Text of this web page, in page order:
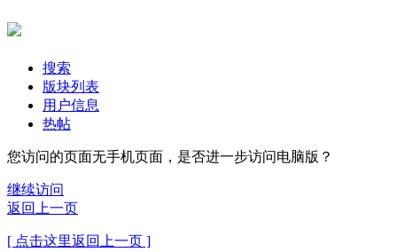
搜索
版块列表
用户信息
热帖
您访问的页面无手机页面，是否进一步访问电脑版？
继续访问
返回上一页
[ 点击这里返回上一页 ]